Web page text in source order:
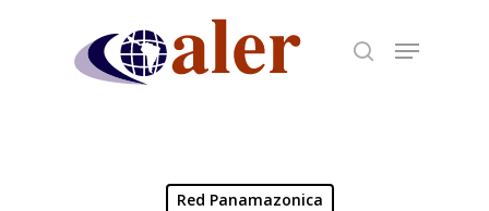
Red Panamazonica